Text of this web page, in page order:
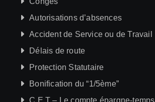
Autorisations d’absences
Accident de Service ou de Travail
Délais de route
Protection Statutaire
Bonification du “1/5ème”